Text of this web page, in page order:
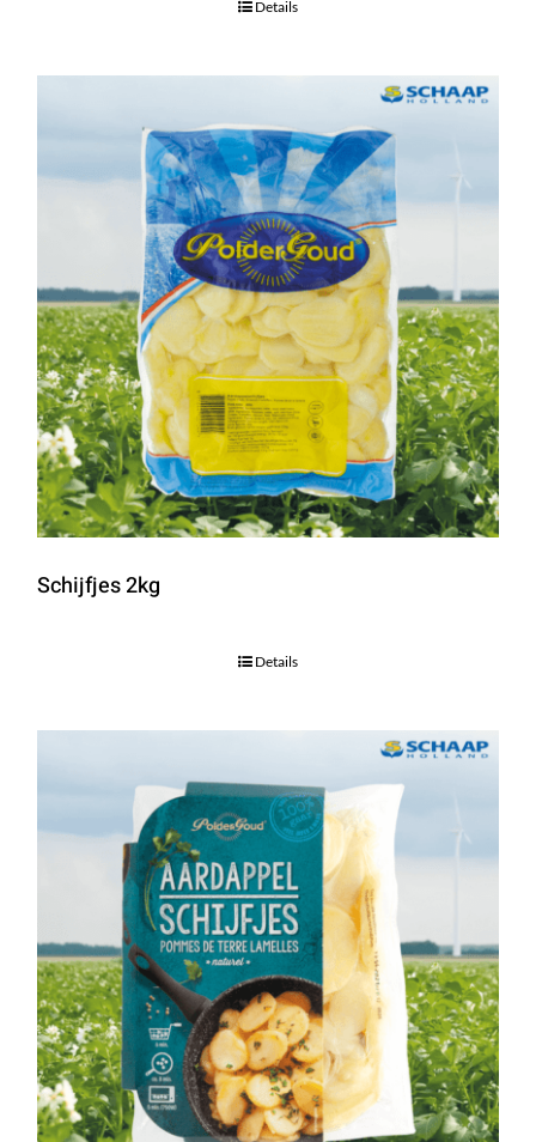
Details
Schijfjes 2kg
Details